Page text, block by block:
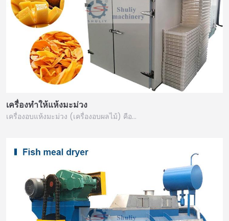
เครื่องทำให้แห้งมะม่วง
เครื่องอบแห้งมะม่วง (เครื่องอบผลไม้) คือ…